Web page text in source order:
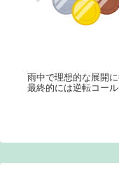
雨中で理想的な展開
最終的には逆転コール